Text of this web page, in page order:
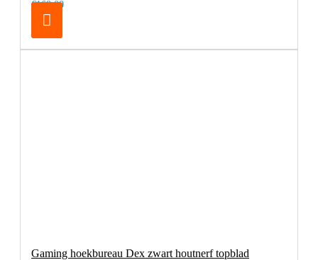
€169,00
Gaming hoekbureau Dex zwart houtnerf topblad